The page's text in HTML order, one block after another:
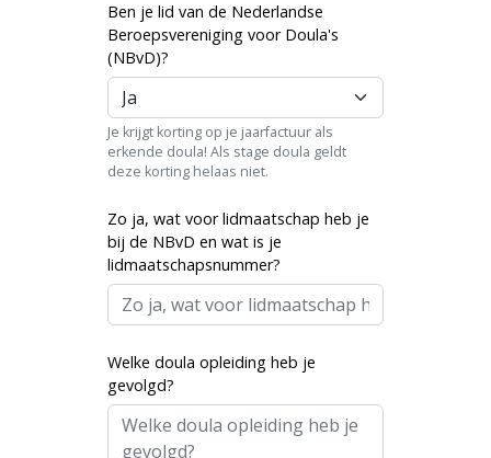
Ben je lid van de Nederlandse
Beroepsvereniging voor Doula's
(NBvD)?
Je krijgt korting op je jaarfactuur als
erkende doula! Als stage doula geldt
deze korting helaas niet.
Zo ja, wat voor lidmaatschap heb je
bij de NBvD en wat is je
lidmaatschapsnummer?
Welke doula opleiding heb je
gevolgd?